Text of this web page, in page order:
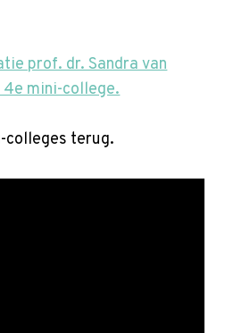
prof. dr. Sandra van
mini-college.
colleges terug.